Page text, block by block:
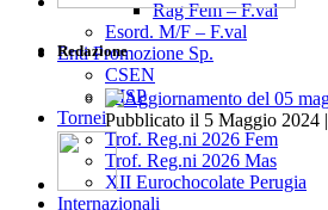
Rag Fem – F.val
Esord. M/F – F.val
Enti Promozione Sp.
CSEN
UISP
Tornei
Trof. Reg.ni 2026 Fem
Trof. Reg.ni 2026 Mas
XII Eurochocolate Perugia
Internazionali
Redazione
Pubblicato il 5 Maggio 2024 |